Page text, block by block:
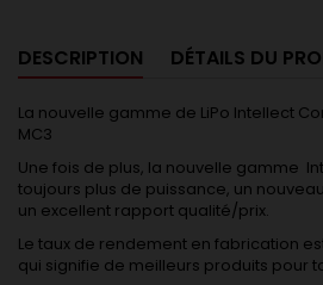
DESCRIPTION DÉTAILS DU
La nouvelle gamme de LiPo Intellect
MC3
Une fois de plus, la nouvelle gamme
toujours plus de puissance, un
un excellent rapport qualité/prix.
Le taux de rendement en fabrication
qui signifie de meilleurs produits pour